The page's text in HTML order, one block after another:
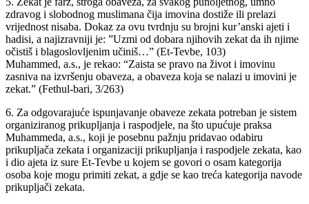
zdravog i slobodnog muslimana čija imovina dostiže ili prelazi
vrijednost nisaba. Dokaz za ovu tvrdnju su brojni kur’anski ajeti i
hadisi, a najizravniji je: ”Uzmi od dobara njihovih zekat da ih njime
očistiš i blagoslovljenim učiniš…” (Et-Tevbe, 103)
Muhammed, a.s., je rekao: “Zaista se pravo na život i imovinu
zasniva na izvršenju obaveza, a obaveza koja se nalazi u imovini je
zekat.” (Fethul-bari, 3/263)
6. Za odgovarajuće ispunjavanje obaveze zekata potreban je sistem
organiziranog prikupljanja i raspodjele, na što upućuje praksa
Muhammeda, a.s., koji je posebnu pažnju pridavao odabiru
prikupljača zekata i organizaciji prikupljanja i raspodjele zekata, kao
i dio ajeta iz sure Et-Tevbe u kojem se govori o osam kategorija
osoba koje mogu primiti zekat, a gdje se kao treća kategorija navode
prikupljači zekata.